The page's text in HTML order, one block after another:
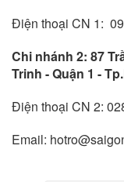
Điện thoại CN 1:
Chi nhánh 2: 87
Trinh - Quận 1 -
Điện thoại CN 2:
Email: